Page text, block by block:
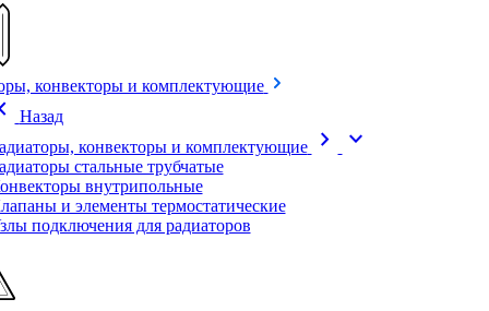
конвекторы и комплектующие
Назад
конвекторы и комплектующие
chevron_right expand_more
стальные трубчатые
внутрипольные
и элементы термостатические
подключения для радиаторов